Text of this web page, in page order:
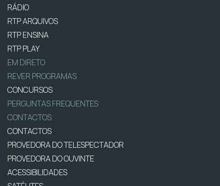
RÁDIO
RTP ARQUIVOS
RTP ENSINA
RTP PLAY
EM DIRETO
REVER PROGRAMAS
CONCURSOS
PERGUNTAS FREQUENTES
CONTACTOS
CONTACTOS
PROVEDORA DO TELESPECTADOR
PROVEDORA DO OUVINTE
ACESSIBILIDADES